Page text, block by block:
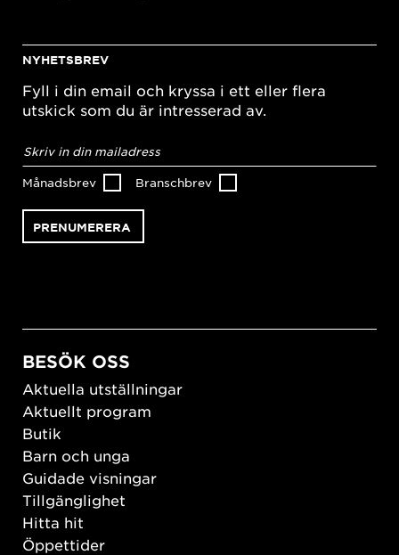
NYHETSBREV
Fyll i din email och kryssa i ett eller flera
utskick som du är intresserad av.
postadress*
Månadsbrev Branschbrev
BESÖK OSS
Aktuella utställningar
Aktuellt program
Butik
Barn och unga
Guidade visningar
Tillgänglighet
Hitta hit
Öppettider